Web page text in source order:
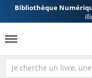
Bibliothèque